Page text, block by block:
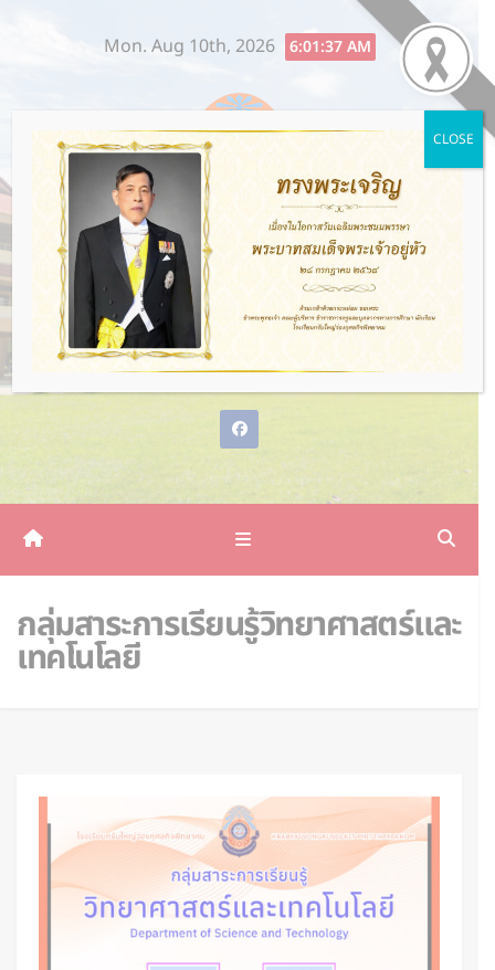
Mon. Aug 10th, 2026 6:01:38 AM
โรงเรียนกรับใหญ่ว่องกุศลกิจ
พิทยาคม
พ่อแม่ให้ชีวิต ว่องกุศลกิจให้อนาคต
กลุ่มสาระการเรียนรู้วิทยาศาสตร์และ
เทคโนโลยี
CLOSE